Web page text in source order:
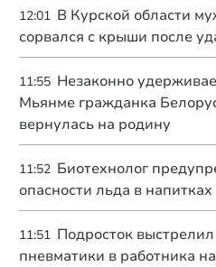
12:01 В Курской области
сорвался с крыши после
11:55 Незаконно
Мьянме гражданка
вернулась на родину
11:52 Биотехнолог
опасности льда в напитках
11:51 Подросток
пневматики в работника